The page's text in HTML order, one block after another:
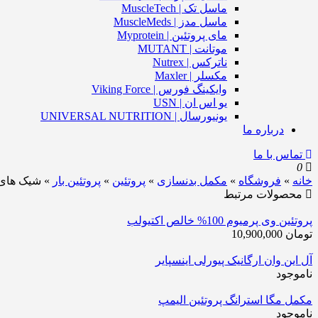
ماسل تک | MuscleTech
ماسل مدز | MuscleMeds
مای پروتئین | Myprotein
موتانت | MUTANT
ناترکس | Nutrex
مکسلر | Maxler
وایکینگ فورس | Viking Force
یو اس ان | USN
یونیورسال | UNIVERSAL NUTRITION
درباره ما
تماس با ما
0
خانه » فروشگاه » مکمل بدنسازی » پروتئین » پروتئین بار » شیک های
محصولات مرتبط
پروتئین وی پرمیوم 100% خالص اکتیولب
تومان
آل این وان ارگانیک پیورلی اینسپایر
ناموجود
مکمل مگا استرانگ پروتئین الیمپ
ناموجود